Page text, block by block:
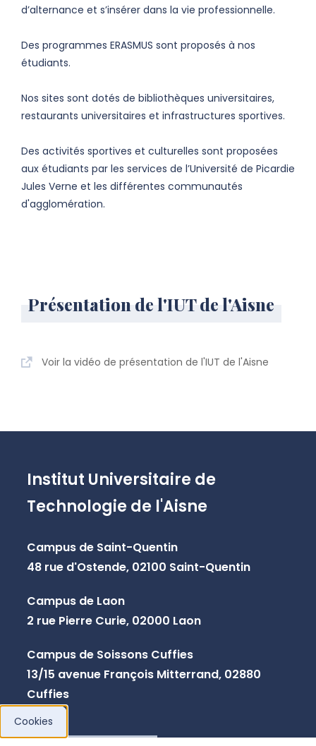
d’alternance et s’insérer dans la vie professionnelle.
Des programmes ERASMUS sont proposés à nos
étudiants.
Nos sites sont dotés de bibliothèques universitaires,
restaurants universitaires et infrastructures sportives.
Des activités sportives et culturelles sont proposées
aux étudiants par les services de l’Université de Picardie
Jules Verne et les différentes communautés
d'agglomération.
Présentation de l'IUT de l'Aisne
Voir la vidéo de présentation de l'IUT de l'Aisne
Institut Universitaire de
Technologie de l'Aisne
Campus de Saint-Quentin
48 rue d'Ostende, 02100 Saint-Quentin
Campus de Laon
2 rue Pierre Curie, 02000 Laon
Campus de Soissons Cuffies
13/15 avenue François Mitterrand, 02880
Cuffies
Cookies